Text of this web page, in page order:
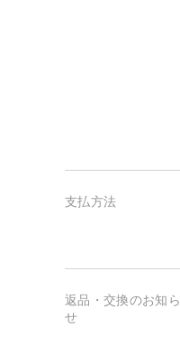
支払方法
返品・交換のお知ら
せ